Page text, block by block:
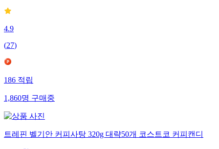
4.9
(27)
186적립
1,860명구매중
트레핀 벨기안 커피사탕 320g 대략50개 코스트코 커피캔디